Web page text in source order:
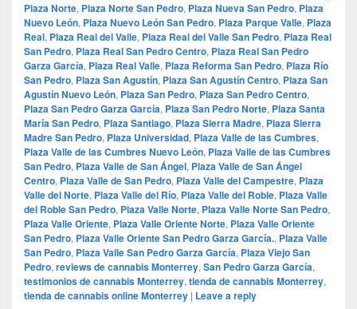
Plaza Norte, Plaza Norte San Pedro, Plaza Nueva San Pedro, Plaza
Nuevo León, Plaza Nuevo León San Pedro, Plaza Parque Valle, Plaza
Real, Plaza Real del Valle, Plaza Real del Valle San Pedro, Plaza Real
San Pedro, Plaza Real San Pedro Centro, Plaza Real San Pedro
Garza García, Plaza Real Valle, Plaza Reforma San Pedro, Plaza Río
San Pedro, Plaza San Agustín, Plaza San Agustín Centro, Plaza San
Agustín Nuevo León, Plaza San Pedro, Plaza San Pedro Centro,
Plaza San Pedro Garza García, Plaza San Pedro Norte, Plaza Santa
María San Pedro, Plaza Santiago, Plaza Sierra Madre, Plaza Sierra
Madre San Pedro, Plaza Universidad, Plaza Valle de las Cumbres,
Plaza Valle de las Cumbres Nuevo León, Plaza Valle de las Cumbres
San Pedro, Plaza Valle de San Ángel, Plaza Valle de San Ángel
Centro, Plaza Valle de San Pedro, Plaza Valle del Campestre, Plaza
Valle del Norte, Plaza Valle del Río, Plaza Valle del Roble, Plaza Valle
del Roble San Pedro, Plaza Valle Norte, Plaza Valle Norte San Pedro,
Plaza Valle Oriente, Plaza Valle Oriente Norte, Plaza Valle Oriente
San Pedro, Plaza Valle Oriente San Pedro Garza García., Plaza Valle
San Pedro, Plaza Valle San Pedro Garza García, Plaza Viejo San
Pedro, reviews de cannabis Monterrey, San Pedro Garza García,
testimonios de cannabis Monterrey, tienda de cannabis Monterrey,
tienda de cannabis online Monterrey | Leave a reply